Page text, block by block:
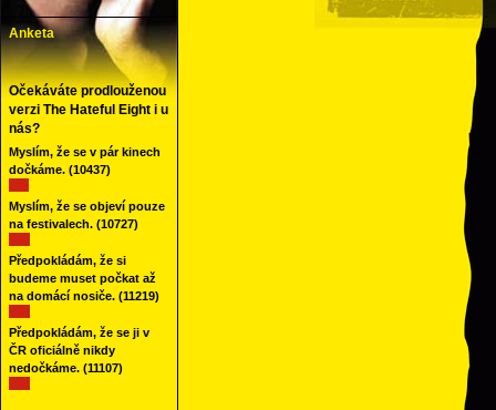
Anketa
Očekáváte prodlouženou
verzi The Hateful Eight i u
nás?
Myslím, že se v pár kinech
dočkáme. (10437)
Myslím, že se objeví pouze
na festivalech. (10727)
Předpokládám, že si
budeme muset počkat až
na domácí nosiče. (11219)
Předpokládám, že se ji v
ČR oficiálně nikdy
nedočkáme. (11107)